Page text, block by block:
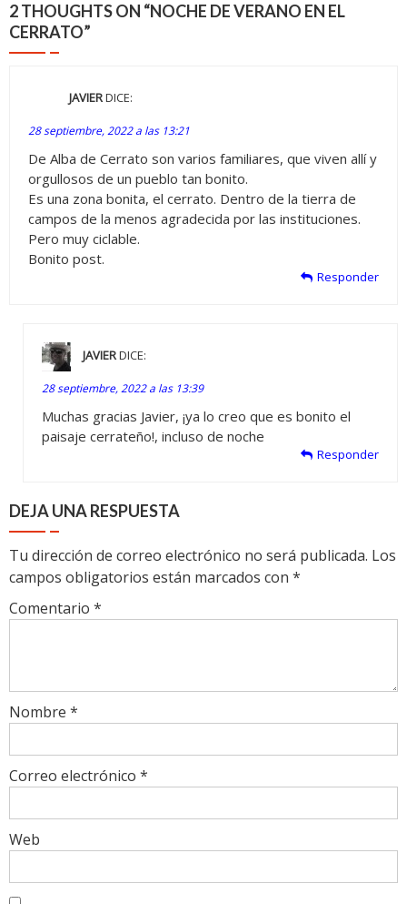
2 THOUGHTS ON “NOCHE DE VERANO EN EL
CERRATO”
JAVIERDICE:
28 septiembre, 2022 a las 13:21
De Alba de Cerrato son varios familiares, que viven allí y
orgullosos de un pueblo tan bonito.
Es una zona bonita, el cerrato. Dentro de la tierra de
campos de la menos agradecida por las instituciones.
Pero muy ciclable.
Bonito post.
Responder
JAVIERDICE:
28 septiembre, 2022 a las 13:39
Muchas gracias Javier, ¡ya lo creo que es bonito el
paisaje cerrateño!, incluso de noche
Responder
DEJA UNA RESPUESTA
Tu dirección de correo electrónico no será publicada. Los
campos obligatorios están marcados con *
Comentario *
Nombre *
Correo electrónico *
Web